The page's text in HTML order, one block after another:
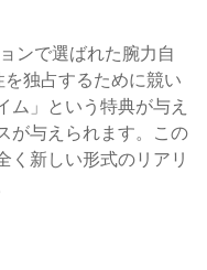
ンで選ばれた腕力自
独占するために競い
ム」という特典が与え
が与えられます。この
く新しい形式のリアリ